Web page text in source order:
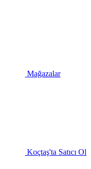
Mağazalar
Koçtaş'ta Satıcı Ol